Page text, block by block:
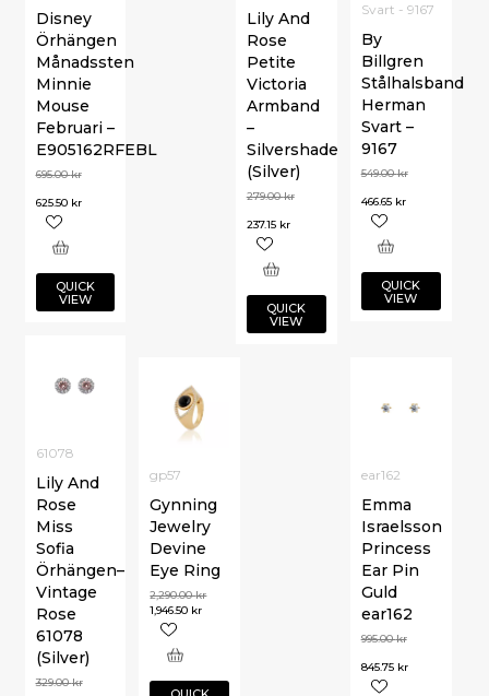
Svart - 9167
By
Billgren
Stålhalsband
Herman
Svart –
9167
549.00kr
466.65 kr
QUICK
VIEW
Disney
Örhängen
Månadssten
Minnie
Mouse
Februari –
E905162RFEBL
695.00kr
625.50 kr
QUICK
VIEW
Lily And
Rose
Petite
Victoria
Armband
–
Silvershade
(Silver)
279.00kr
237.15 kr
QUICK
VIEW
61078
Lily And
Rose
Miss
Sofia
Örhängen–
Vintage
Rose
61078
(Silver)
329.00kr
ear162
Emma
Israelsson
Princess
Ear Pin
Guld
ear162
995.00kr
845.75 kr
gp57
Gynning
Jewelry
Devine
Eye Ring
2,290.00kr
1,946.50 kr